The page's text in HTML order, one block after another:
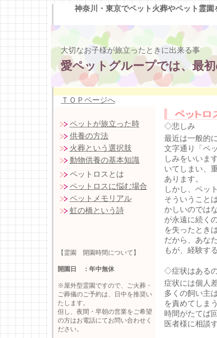
神奈川・東京でペット火葬やペット霊
大切なお子様が旅立ったときに出来る事
愛ペットグループでは、最
ＴＯＰページへ
ペットが旅立った時
供養の方法
火葬という選択肢
動物供養の基本知識
ペットロスとは
ペットロスに悩む場合
ペットメモリアル
虹の橋という詩
【霊園 開園時間について】
開園日 ：年中無休
※屋外型霊園ですので、ご火葬・
ご葬儀のご予約は、日中を推奨い
たします。
但し、夜間・早朝の営業をご希望
の方はお電話にてお問い合わせく
ださい。
◇悲しみ
最近は一般的
文字通り「ペ
しみをいいま
いてしまい、
あります。
しかし、ペッ
そういうこと
かしいのでは
が永遠に続く
を失ったとき
だから、あな
もが、経験す
◇症状はある
症状には個人
多くの飼い主
を責めてしま
時間がたてば
医者様に相談